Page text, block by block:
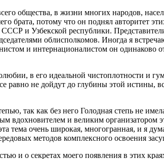
общества, в жизни многих народов,
брата, потому что он поднял авторитет
и Узбекской республики.
облисполкомов. Иногда я
и интернационалистом он одинаково
в его идеальной чистоплотности и
равно не дойдут до глубины этой истины,
так как без него Голодная степь не
и великим организатором
очень широкая, многогранная, и я
методов комплексного освоения
и о секретах моего появления в этих